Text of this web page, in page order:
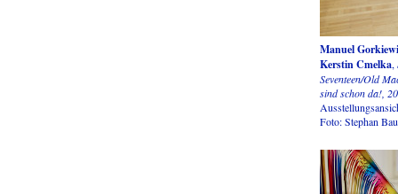
Manuel
Kerstin Cmelka,
Seventeen/Old
sind schon da!,
Foto: Stephan